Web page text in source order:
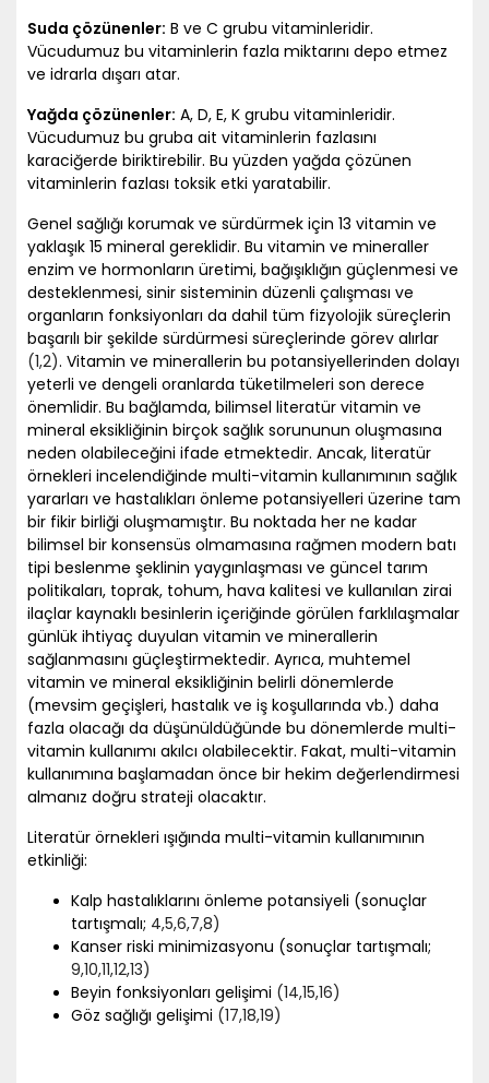
Suda çözünenler: B ve C grubu vitaminleridir.
Vücudumuz bu vitaminlerin fazla miktarını depo etmez
ve idrarla dışarı atar.
Yağda çözünenler: A, D, E, K grubu vitaminleridir.
Vücudumuz bu gruba ait vitaminlerin fazlasını
karaciğerde biriktirebilir. Bu yüzden yağda çözünen
vitaminlerin fazlası toksik etki yaratabilir.
Genel sağlığı korumak ve sürdürmek için 13 vitamin ve
yaklaşık 15 mineral gereklidir. Bu vitamin ve mineraller
enzim ve hormonların üretimi, bağışıklığın güçlenmesi ve
desteklenmesi, sinir sisteminin düzenli çalışması ve
organların fonksiyonları da dahil tüm fizyolojik süreçlerin
başarılı bir şekilde sürdürmesi süreçlerinde görev alırlar
(1,2). Vitamin ve minerallerin bu potansiyellerinden dolayı
yeterli ve dengeli oranlarda tüketilmeleri son derece
önemlidir. Bu bağlamda, bilimsel literatür vitamin ve
mineral eksikliğinin birçok sağlık sorununun oluşmasına
neden olabileceğini ifade etmektedir. Ancak, literatür
örnekleri incelendiğinde multi-vitamin kullanımının sağlık
yararları ve hastalıkları önleme potansiyelleri üzerine tam
bir fikir birliği oluşmamıştır. Bu noktada her ne kadar
bilimsel bir konsensüs olmamasına rağmen modern batı
tipi beslenme şeklinin yaygınlaşması ve güncel tarım
politikaları, toprak, tohum, hava kalitesi ve kullanılan zirai
ilaçlar kaynaklı besinlerin içeriğinde görülen farklılaşmalar
günlük ihtiyaç duyulan vitamin ve minerallerin
sağlanmasını güçleştirmektedir. Ayrıca, muhtemel
vitamin ve mineral eksikliğinin belirli dönemlerde
(mevsim geçişleri, hastalık ve iş koşullarında vb.) daha
fazla olacağı da düşünüldüğünde bu dönemlerde multi-
vitamin kullanımı akılcı olabilecektir. Fakat, multi-vitamin
kullanımına başlamadan önce bir hekim değerlendirmesi
almanız doğru strateji olacaktır.
Literatür örnekleri ışığında multi-vitamin kullanımının
etkinliği:
Kalp hastalıklarını önleme potansiyeli (sonuçlar
tartışmalı; 4,5,6,7,8)
Kanser riski minimizasyonu (sonuçlar tartışmalı;
9,10,11,12,13)
Beyin fonksiyonları gelişimi (14,15,16)
Göz sağlığı gelişimi (17,18,19)